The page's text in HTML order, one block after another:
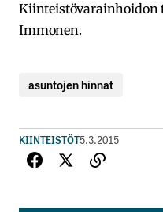
Kiinteistövarainhoidon
Immonen.
asuntojen hinnat
KIINTEISTÖT5.3.2015